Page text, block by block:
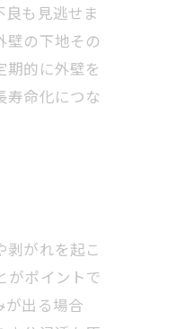
も見逃せま
壁の下地その
的に外壁を
寿命化につな
がれを起こ
がポイントで
が出る場合